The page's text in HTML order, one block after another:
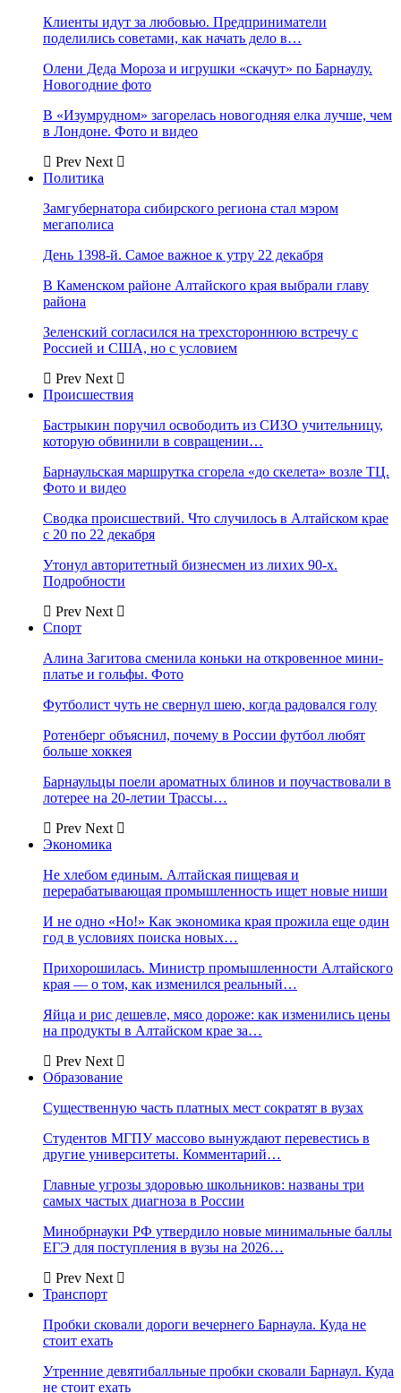
Клиенты идут за любовью. Предприниматели
поделились советами, как начать дело в…
Олени Деда Мороза и игрушки «скачут» по Барнаулу.
Новогодние фото
В «Изумрудном» загорелась новогодняя елка лучше, чем
в Лондоне. Фото и видео
Prev Next
Политика
Замгубернатора сибирского региона стал мэром
мегаполиса
День 1398-й. Самое важное к утру 22 декабря
В Каменском районе Алтайского края выбрали главу
района
Зеленский согласился на трехстороннюю встречу с
Россией и США, но с условием
Prev Next
Происшествия
Бастрыкин поручил освободить из СИЗО учительницу,
которую обвинили в совращении…
Барнаульская маршрутка сгорела «до скелета» возле ТЦ.
Фото и видео
Сводка происшествий. Что случилось в Алтайском крае
с 20 по 22 декабря
Утонул авторитетный бизнесмен из лихих 90-х.
Подробности
Prev Next
Спорт
Алина Загитова сменила коньки на откровенное мини-
платье и гольфы. Фото
Футболист чуть не свернул шею, когда радовался голу
Ротенберг объяснил, почему в России футбол любят
больше хоккея
Барнаульцы поели ароматных блинов и поучаствовали в
лотерее на 20-летии Трассы…
Prev Next
Экономика
Не хлебом единым. Алтайская пищевая и
перерабатывающая промышленность ищет новые ниши
И не одно «Но!» Как экономика края прожила еще один
год в условиях поиска новых…
Прихорошилась. Министр промышленности Алтайского
края — о том, как изменился реальный…
Яйца и рис дешевле, мясо дороже: как изменились цены
на продукты в Алтайском крае за…
Prev Next
Образование
Существенную часть платных мест сократят в вузах
Студентов МГПУ массово вынуждают перевестись в
другие университеты. Комментарий…
Главные угрозы здоровью школьников: названы три
самых частых диагноза в России
Минобрнауки РФ утвердило новые минимальные баллы
ЕГЭ для поступления в вузы на 2026…
Prev Next
Транспорт
Пробки сковали дороги вечернего Барнаула. Куда не
стоит ехать
Утренние девятибалльные пробки сковали Барнаул. Куда
не стоит ехать